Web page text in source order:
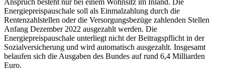
Energiepreispauschale soll als Einmalzahlung durch die
Rentenzahlstellen oder die Versorgungsbezüge zahlenden Stellen
Anfang Dezember 2022 ausgezahlt werden. Die
Energiepreispauschale unterliegt nicht der Beitragspflicht in der
Sozialversicherung und wird automatisch ausgezahlt. Insgesamt
belaufen sich die Ausgaben des Bundes auf rund 6,4 Milliarden
Euro.